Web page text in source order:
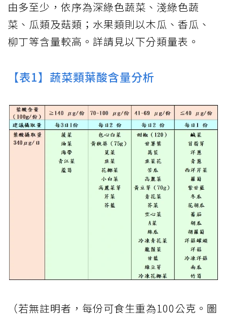
由多至少，依序為深綠色蔬菜、淺綠色蔬
菜、瓜類及菇類；水果類則以木瓜、香瓜、
柳丁等含量較高。詳請見以下分類量表。
【表1】蔬菜類葉酸含量分析
（若無註明者，每份可食生重為100公克。圖